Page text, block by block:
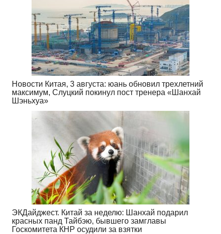
Новости Китая, 3 августа: юань обновил трехлетний
максимум, Слуцкий покинул пост тренера «Шанхай
Шэньхуа»
ЭКДайджест. Китай за неделю: Шанхай подарил
красных панд Тайбэю, бывшего замглавы
Госкомитета КНР осудили за взятки